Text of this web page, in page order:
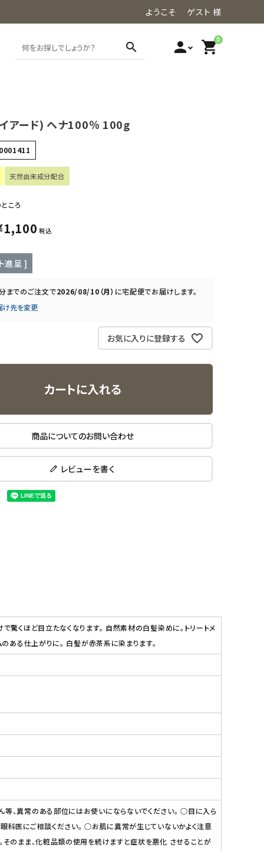
ようこそ ゲスト 様
search person 0
shopping_cart
アード) ヘナ100％ 100g
天然由来成分配合
ころ
1,100 税込
進呈 ]
までのご注文で2026/08/10（月） に宅配便でお届けします。
け先を変更
お気に入りに登録する
カートに入れる
商品についてのお問い合わせ
レビューを書く
くほど目立たなくなります。 自然素材の白髪染めに。トリートメ
ある仕上がりに。 白髪が赤茶系に染まります。
、異常のある部位にはお使いにならないでください。 ○目に入ら
科医にご相談ください。 ○お肌に異常が生じていないかよく注意
そのまま、化粧品類の使用を続けますと症状を悪化 させることが